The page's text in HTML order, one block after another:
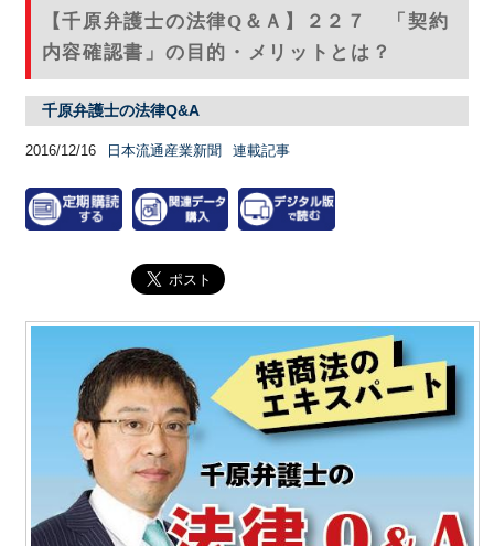
【千原弁護士の法律Q＆Ａ】２２７ 「契約
内容確認書」の目的・メリットとは？
千原弁護士の法律Q&A
2016/12/16 日本流通産業新聞 連載記事